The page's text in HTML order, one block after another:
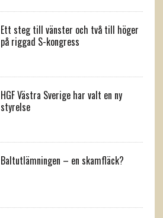
Ett steg till vänster och två till höger
på riggad S-kongress
HGF Västra Sverige har valt en ny
styrelse
Baltutlämningen – en skamfläck?